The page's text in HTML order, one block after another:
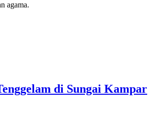
agama.
di Sungai Kampar